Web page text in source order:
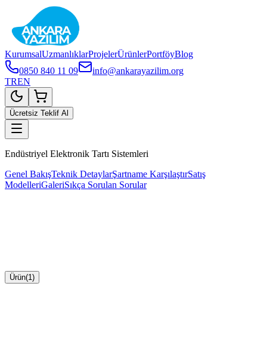
KurumsalUzmanlıklarProjelerÜrünlerPortföyBlog
0850 840 11 09
info@ankarayazilim.org
TREN
Ücretsiz Teklif Al
Endüstriyel Elektronik Tartı Sistemleri
Genel BakışTeknik DetaylarŞartname KarşılaştırSatış
ModelleriGaleriSıkça Sorulan Sorular
Ürün(1 )